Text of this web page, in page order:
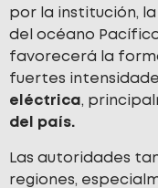
por la institución,
del océano
favorecerá la
fuertes
eléctrica,
del país.
Las autoridades
regiones,